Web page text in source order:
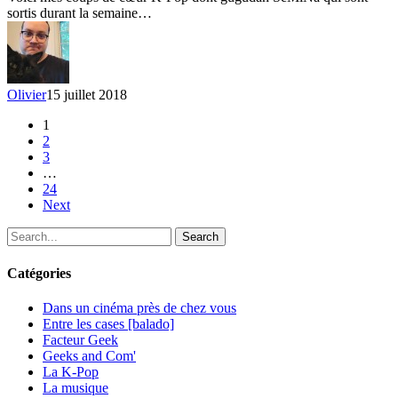
au
14
juillet
2018
–
gugudan
SeMiNa
sortis durant la semaine…
Olivier15 juillet 2018
1
2
3
…
24
Next
Search
Catégories
Dans un cinéma près de chez vous
Entre les cases [balado]
Facteur Geek
Geeks and Com'
La K-Pop
La musique